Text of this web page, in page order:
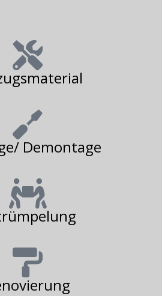
Demontage